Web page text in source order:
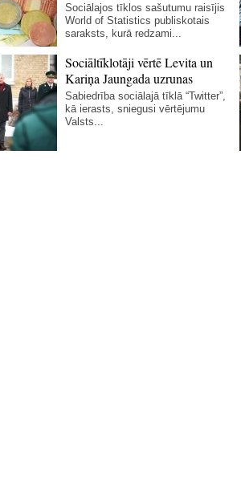
Sociālajos tīklos sašutumu raisījis
World of Statistics publiskotais
saraksts, kurā redzami...
Sociāltīklotāji vērtē Levita un
Kariņa Jaungada uzrunas
Sabiedrība sociālajā tīklā “Twitter”,
kā ierasts, sniegusi vērtējumu
Valsts...